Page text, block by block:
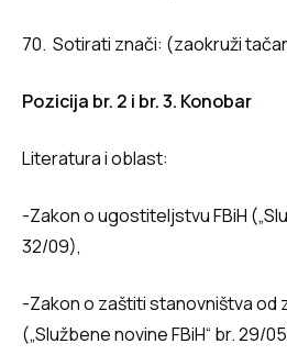
70. Sotirati znači: (zaokruži
Pozicija br. 2 i br. 3. Konobar
Literatura i oblast:
-Zakon o ugostiteljstvu FBiH
32/09),
-Zakon o zaštiti stanovništva od
(„Službene novine FBiH“ br. 29/